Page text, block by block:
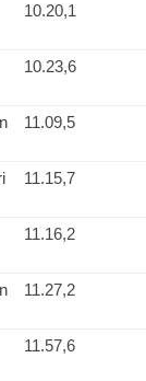
10.20,1
10.23,6
11.09,5
11.15,7
11.16,2
11.27,2
11.57,6